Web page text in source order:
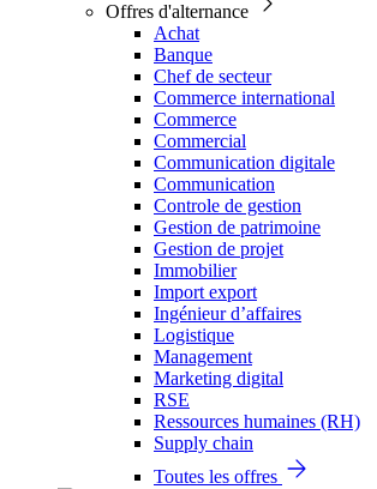
Offres d'alternance
Achat
Banque
Chef de secteur
Commerce international
Commerce
Commercial
Communication digitale
Communication
Controle de gestion
Gestion de patrimoine
Gestion de projet
Immobilier
Import export
Ingénieur d’affaires
Logistique
Management
Marketing digital
RSE
Ressources humaines (RH)
Supply chain
Toutes les offres